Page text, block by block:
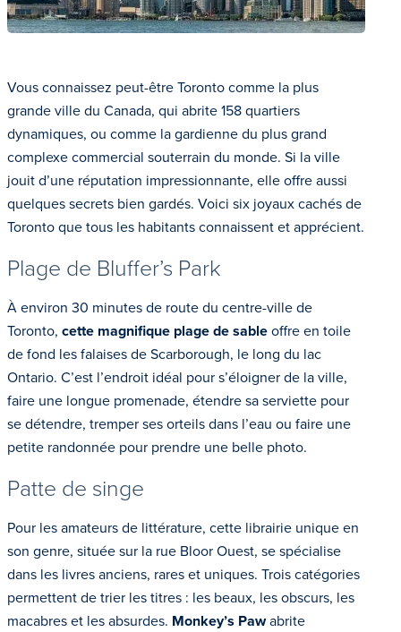
Vous connaissez peut-être Toronto comme la plus
grande ville du Canada, qui abrite 158 quartiers
dynamiques, ou comme la gardienne du plus grand
complexe commercial souterrain du monde. Si la ville
jouit d’une réputation impressionnante, elle offre aussi
quelques secrets bien gardés. Voici six joyaux cachés de
Toronto que tous les habitants connaissent et apprécient.
Plage de Bluffer’s Park
À environ 30 minutes de route du centre-ville de
Toronto, cette magnifique plage de sableoffre en toile
de fond les falaises de Scarborough, le long du lac
Ontario. C’est l’endroit idéal pour s’éloigner de la ville,
faire une longue promenade, étendre sa serviette pour
se détendre, tremper ses orteils dans l’eau ou faire une
petite randonnée pour prendre une belle photo.
Patte de singe
Pour les amateurs de littérature, cette librairie unique en
son genre, située sur la rue Bloor Ouest, se spécialise
dans les livres anciens, rares et uniques. Trois catégories
permettent de trier les titres : les beaux, les obscurs, les
macabres et les absurdes. Monkey’s Pawabrite